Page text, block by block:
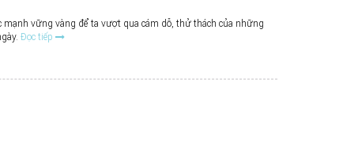
vững vàng để ta vượt qua cám dỗ, thử thách của những
Đọc tiếp